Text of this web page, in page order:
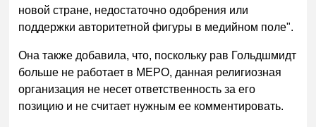
новой стране, недостаточно одобрения или
поддержки авторитетной фигуры в медийном поле".
Она также добавила, что, поскольку рав Гольдшмидт
больше не работает в МЕРО, данная религиозная
организация не несет ответственность за его
позицию и не считает нужным ее комментировать.